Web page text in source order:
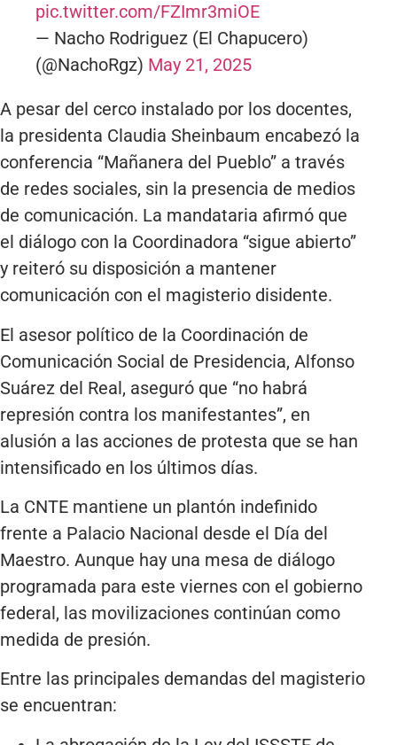
pic.twitter.com/FZImr3miOE
— Nacho Rodriguez (El Chapucero)
(@NachoRgz) May 21, 2025
A pesar del cerco instalado por los docentes,
la presidenta Claudia Sheinbaum encabezó la
conferencia “Mañanera del Pueblo” a través
de redes sociales, sin la presencia de medios
de comunicación. La mandataria afirmó que
el diálogo con la Coordinadora “sigue abierto”
y reiteró su disposición a mantener
comunicación con el magisterio disidente.
El asesor político de la Coordinación de
Comunicación Social de Presidencia, Alfonso
Suárez del Real, aseguró que “no habrá
represión contra los manifestantes”, en
alusión a las acciones de protesta que se han
intensificado en los últimos días.
La CNTE mantiene un plantón indefinido
frente a Palacio Nacional desde el Día del
Maestro. Aunque hay una mesa de diálogo
programada para este viernes con el gobierno
federal, las movilizaciones continúan como
medida de presión.
Entre las principales demandas del magisterio
se encuentran: